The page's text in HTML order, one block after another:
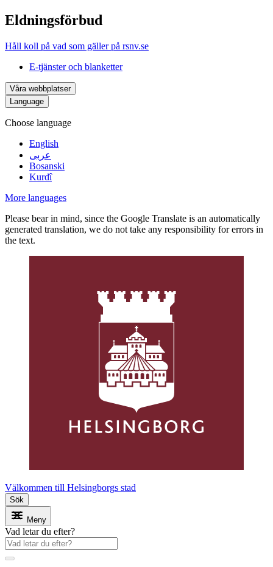
Eldningsförbud
Håll koll på vad som gäller på rsnv.se
E-tjänster och blanketter
Våra webbplatser
Language
Choose language
English
عربى
Bosanski
Kurdî
More languages
Please bear in mind, since the Google Translate is an automatically
generated translation, we do not take any responsibility for errors in
the text.
Välkommen till Helsingborgs stad
Sök
Meny
Vad letar du efter?